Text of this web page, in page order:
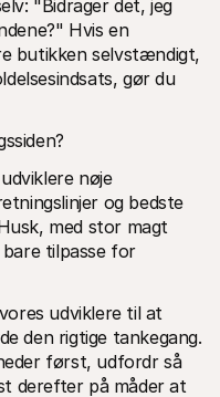
"Bidrager det, jeg
Hvis en
butikken selvstændigt,
gør du
nøje
og bedste
med stor magt
tilpasse for
udviklere til at
den rigtige tankegang.
først, udfordr så
derefter på måder at